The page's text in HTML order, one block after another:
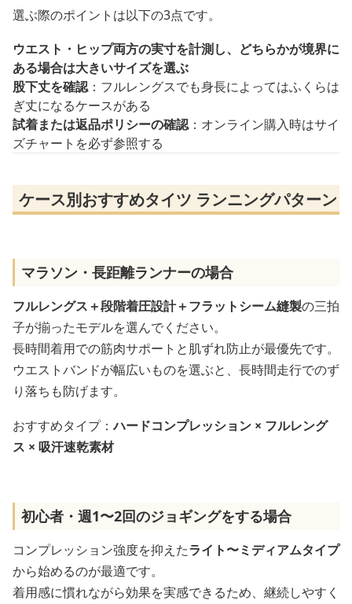
選ぶ際のポイントは以下の3点です。
ウエスト・ヒップ両方の実寸を計測し、どちらかが境界に
ある場合は大きいサイズを選ぶ
股下丈を確認：フルレングスでも身長によってはふくらは
ぎ丈になるケースがある
試着または返品ポリシーの確認：オンライン購入時はサイ
ズチャートを必ず参照する
ケース別おすすめタイツ ランニングパターン
マラソン・長距離ランナーの場合
フルレングス＋段階着圧設計＋フラットシーム縫製の三拍
子が揃ったモデルを選んでください。
長時間着用での筋肉サポートと肌ずれ防止が最優先です。
ウエストバンドが幅広いものを選ぶと、長時間走行でのず
り落ちも防げます。
おすすめタイプ：ハードコンプレッション × フルレング
ス × 吸汗速乾素材
初心者・週1〜2回のジョギングをする場合
コンプレッション強度を抑えたライト〜ミディアムタイプ
から始めるのが最適です。
着用感に慣れながら効果を実感できるため、継続しやすく